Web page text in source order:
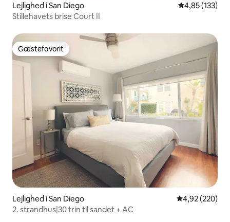
Lejlighed i San Diego 4,85 ud af 5 i
4,85 (133)
Stillehavets brise Court II
Gæstefavorit
Gæstefavorit
Lejlighed i San Diego 4,92 ud af 5 i
4,92 (220)
2. strandhus|30 trin til sandet + AC